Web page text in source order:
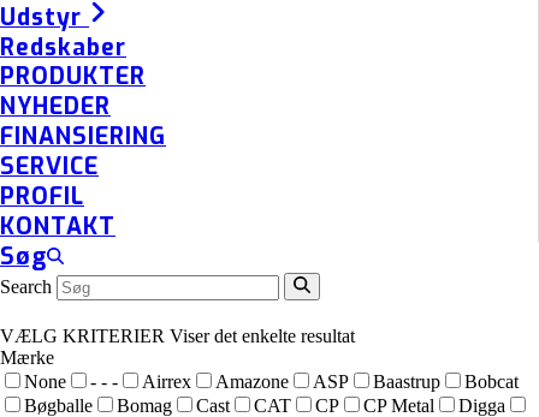
Udstyr
Redskaber
PRODUKTER
NYHEDER
FINANSIERING
SERVICE
PROFIL
KONTAKT
Søg
Search
VÆLG KRITERIER Viser det enkelte resultat
Mærke
None
- - - Airrex Amazone ASP Baastrup
Bobcat
Bøgballe
Bomag Cast CAT CP CP Metal
Digga